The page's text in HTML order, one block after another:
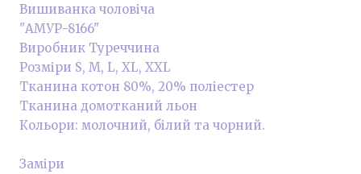
Вишиванка чоловіча
"АМУР-8166"
Виробник Туреччина
Розміри S, M, L, XL, XXL
Тканина котон 80%, 20% поліестер
Тканина домотканий льон
Кольори: молочний, білий та чорний.
Заміри